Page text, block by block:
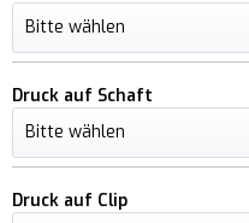
Druck auf Schaft
Druck auf Clip